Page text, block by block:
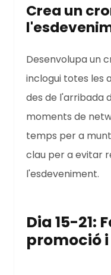
Crea un
Desenvolupa un
inclogui totes les
des de l'arribada
moments de
temps per a
clau per a evitar
l'esdeveniment.
Dia 15-21:
promoció